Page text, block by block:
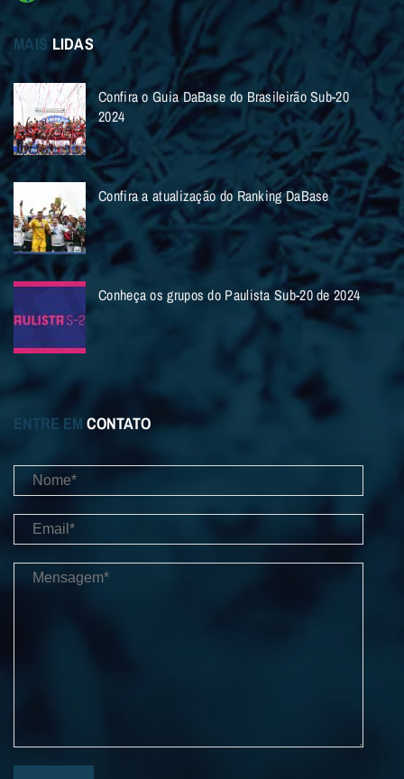
MAIS LIDAS
Confira o Guia DaBase do Brasileirão Sub-20
2024
Confira a atualização do Ranking DaBase
Conheça os grupos do Paulista Sub-20 de 2024
ENTRE EM CONTATO